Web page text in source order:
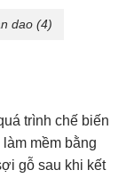
dao (4)
trình chế biến
mềm bằng
gỗ sau khi kết